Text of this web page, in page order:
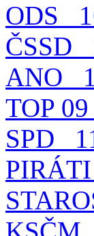
ODS
ČSSD
ANO
TOP 09
SPD
PIRÁTI